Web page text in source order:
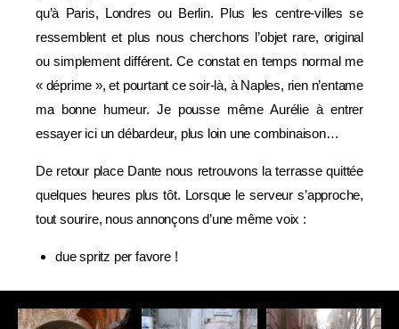
qu’à Paris, Londres ou Berlin. Plus les centre-villes se
ressemblent et plus nous cherchons l’objet rare, original
ou simplement différent. Ce constat en temps normal me
« déprime », et pourtant ce soir-là, à Naples, rien n’entame
ma bonne humeur. Je pousse même Aurélie à entrer
essayer ici un débardeur, plus loin une combinaison…
De retour place Dante nous retrouvons la terrasse quittée
quelques heures plus tôt. Lorsque le serveur s’approche,
tout sourire, nous annonçons d’une même voix :
due spritz per favore !